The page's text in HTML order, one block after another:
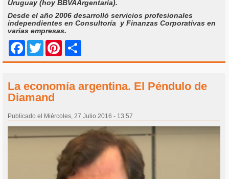
Uruguay (hoy BBVAArgentaria).
Desde el año 2006 desarrolló servicios profesionales
independientes en Consultoría y Finanzas Corporativas en
varias empresas.
Facebook
Twitter Pinterest
La economía argentina. El Péndulo de
Diamand
Publicado el Miércoles, 27 Julio 2016 - 13:57